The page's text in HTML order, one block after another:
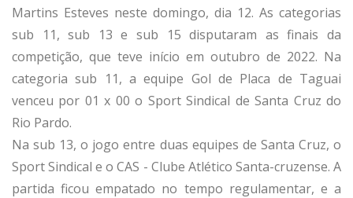
Martins Esteves neste domingo, dia 12. As categorias
sub 11, sub 13 e sub 15 disputaram as finais da
competição, que teve início em outubro de 2022. Na
categoria sub 11, a equipe Gol de Placa de Taguai
venceu por 01 x 00 o Sport Sindical de Santa Cruz do
Rio Pardo.
Na sub 13, o jogo entre duas equipes de Santa Cruz, o
Sport Sindical e o CAS - Clube Atlético Santa-cruzense. A
partida ficou empatado no tempo regulamentar, e a